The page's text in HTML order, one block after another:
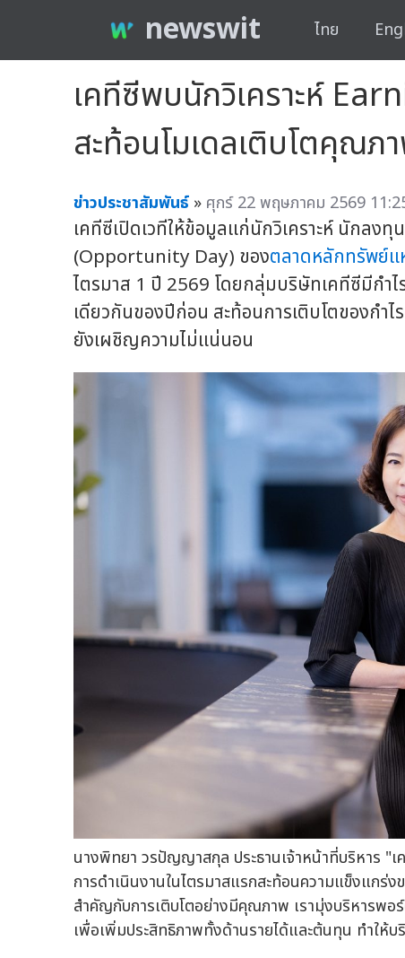
newswit ไทย
เคทีซีพบนักวิเคราะห์
สะท้อนโมเดลเติบโตคุณภ
ข่าวประชาสัมพันธ์ » ศุกร์ 22 พฤษภาคม 2569
เคทีซีเปิดเวทีให้ข้อมูลแก่นักวิเคราะห์ นักล
(Opportunity Day) ของตลาดหลักทรัพย์แ
ไตรมาส 1 ปี 2569 โดยกลุ่มบริษัทเคทีซีมีกำ
เดียวกันของปีก่อน สะท้อนการเติบโตของกำ
ยังเผชิญความไม่แน่นอน
นางพิทยา วรปัญญาสกุล ประธานเจ้าหน้าที่บริหาร "
การดำเนินงานในไตรมาสแรกสะท้อนความแข็งแกร่
สำคัญกับการเติบโตอย่างมีคุณภาพ เรามุ่งบริหารพอ
เพื่อเพิ่มประสิทธิภาพทั้งด้านรายได้และต้นทุน ทำให้